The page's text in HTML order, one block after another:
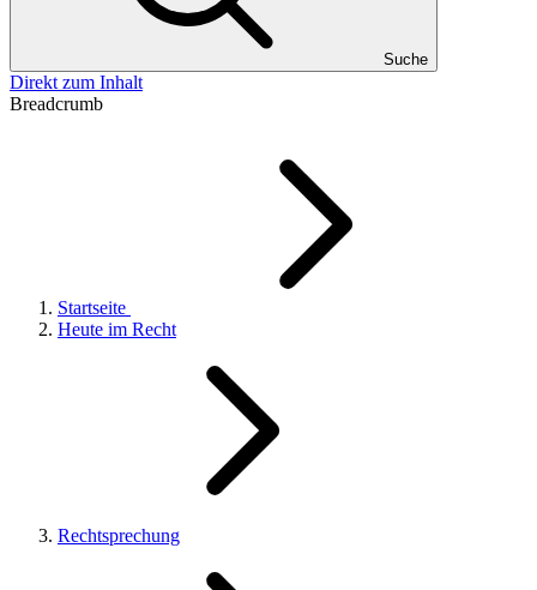
Suche
Direkt zum Inhalt
Breadcrumb
Startseite
Heute im Recht
Rechtsprechung